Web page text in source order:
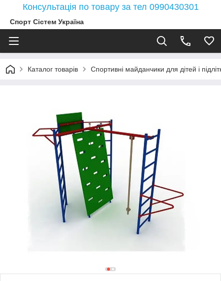
Консультація по товару за тел 0990430301
Спорт Сістем Україна
Каталог товарів Спортивні майданчики для дітей і